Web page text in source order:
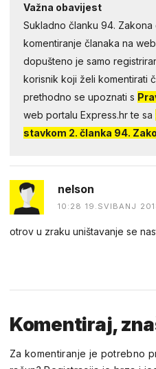
Važna obavijest
Sukladno članku 94. Zakona
komentiranje članaka na
dopušteno je samo
korisnik koji želi komentirati
prethodno se upoznati s
web portalu Express.hr te sa
stavkom 2. članka 94.
nelson
10:28 19.SVIBANJ
otrov u zraku uništavanje se
Komentiraj,
Za komentiranje je potrebno